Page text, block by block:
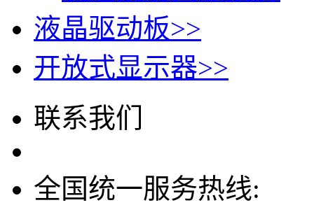
液晶驱动板>>
开放式显示器>>
联系我们
全国统一服务热线: